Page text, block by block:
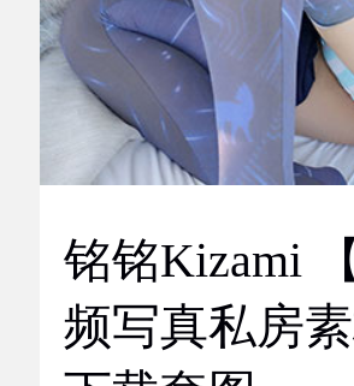
铭铭Kizami
频写真私房